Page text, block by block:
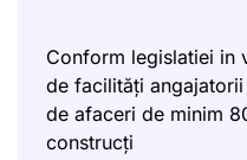
Conform legislatiei in
de facilități
de afaceri de minim
construcți